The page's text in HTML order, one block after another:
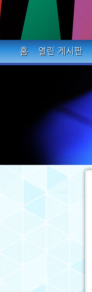
홈 열린 게시판